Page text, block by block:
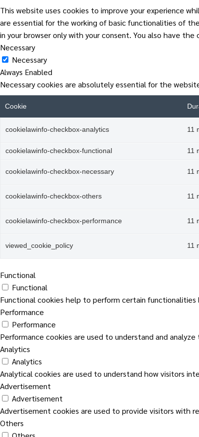
This website uses cookies to improve your experience
are essential for the working of basic functionalities of
in your browser only with your consent. You also have
Necessary
Necessary
Always Enabled
Necessary cookies are absolutely essential for the
Cookie
cookielawinfo-checkbox-analytics 11
cookielawinfo-checkbox-functional 11
cookielawinfo-checkbox-necessary 11
cookielawinfo-checkbox-others 11
cookielawinfo-checkbox-performance 11
viewed_cookie_policy 11
Functional
Functional
Functional cookies help to perform certain
Performance
Performance
Performance cookies are used to understand and
Analytics
Analytics
Analytical cookies are used to understand how visitors
Advertisement
Advertisement
Advertisement cookies are used to provide visitors with
Others